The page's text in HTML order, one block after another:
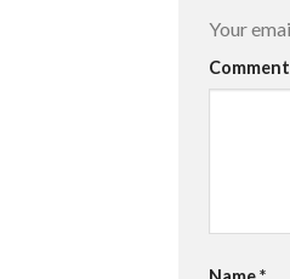
Your
Comment